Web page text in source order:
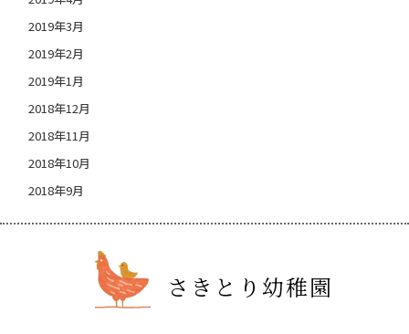
2019年3月
2019年2月
2019年1月
2018年12月
2018年11月
2018年10月
2018年9月
さきとり幼稚園